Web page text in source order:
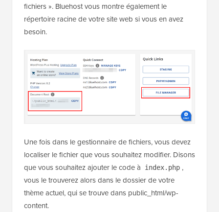
Cliquez ensuite sur le bouton « Gestionnaire de
fichiers ». Bluehost vous montre également le
répertoire racine de votre site web si vous en avez
Une fois dans le gestionnaire de fichiers, vous devez
localiser le fichier que vous souhaitez modifier. Disons
que vous souhaitez ajouter le code à index.php
vous le trouverez alors dans le dossier de votre
thème actuel, qui se trouve dans public_html/wp-